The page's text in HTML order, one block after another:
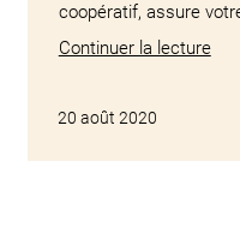
coopératif, assure
Continuer la lecture
20 août 2020